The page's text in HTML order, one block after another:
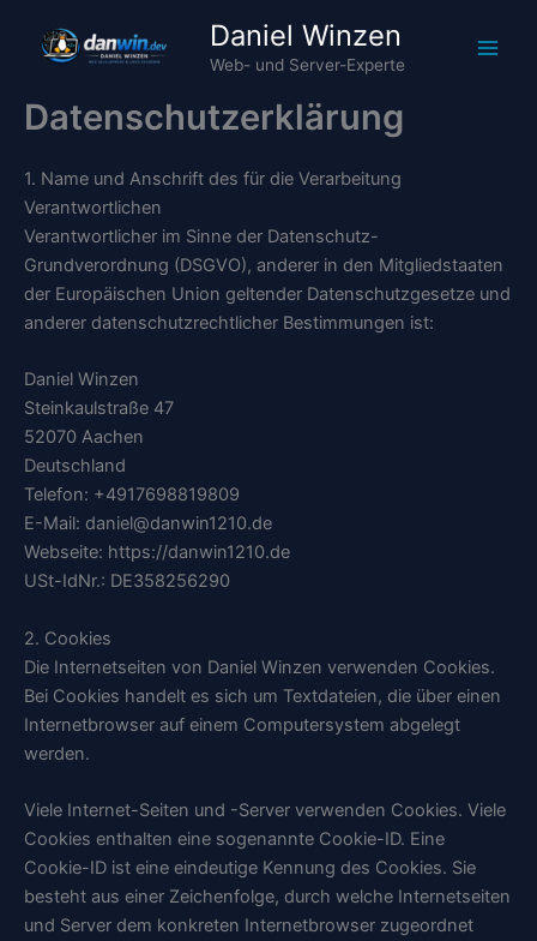
Inhalt
springen
Daniel Winzen
Web- und Server-Experte
Datenschutzerklärung
1. Name und Anschrift des für die Verarbeitung
Verantwortlichen
Verantwortlicher im Sinne der Datenschutz-
Grundverordnung (DSGVO), anderer in den Mitgliedstaaten
der Europäischen Union geltender Datenschutzgesetze und
anderer datenschutzrechtlicher Bestimmungen ist:
Daniel Winzen
Steinkaulstraße 47
52070 Aachen
Deutschland
Telefon: +4917698819809
E-Mail: daniel@danwin1210.de
Webseite: https://danwin1210.de
USt-IdNr.: DE358256290
2. Cookies
Die Internetseiten von Daniel Winzen verwenden Cookies.
Bei Cookies handelt es sich um Textdateien, die über einen
Internetbrowser auf einem Computersystem abgelegt
werden.
Viele Internet-Seiten und -Server verwenden Cookies. Viele
Cookies enthalten eine sogenannte Cookie-ID. Eine
Cookie-ID ist eine eindeutige Kennung des Cookies. Sie
besteht aus einer Zeichenfolge, durch welche Internetseiten
und Server dem konkreten Internetbrowser zugeordnet